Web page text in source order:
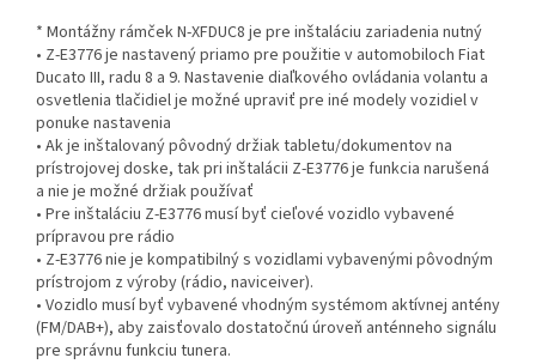
* Montážny rámček N-XFDUC8 je pre inštaláciu zariadenia nutný
• Z-E3776 je nastavený priamo pre použitie v automobiloch Fiat
Ducato III, radu 8 a 9. Nastavenie diaľkového ovládania volantu a
osvetlenia tlačidiel je možné upraviť pre iné modely vozidiel v
ponuke nastavenia
• Ak je inštalovaný pôvodný držiak tabletu/dokumentov na
prístrojovej doske, tak pri inštalácii Z-E3776 je funkcia narušená
a nie je možné držiak používať
• Pre inštaláciu Z-E3776 musí byť cieľové vozidlo vybavené
prípravou pre rádio
• Z-E3776 nie je kompatibilný s vozidlami vybavenými pôvodným
prístrojom z výroby (rádio, naviceiver).
• Vozidlo musí byť vybavené vhodným systémom aktívnej antény
(FM/DAB+), aby zaisťovalo dostatočnú úroveň anténneho signálu
pre správnu funkciu tunera.